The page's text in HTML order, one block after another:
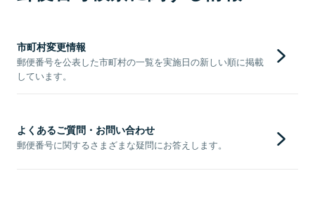
市町村変更情報
郵便番号を公表した市町村の一覧を実施日の新しい順に掲載
しています。
よくあるご質問・お問い合わせ
郵便番号に関するさまざまな疑問にお答えします。